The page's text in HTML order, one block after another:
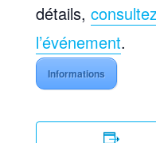
détails,
l’événement.
Informations